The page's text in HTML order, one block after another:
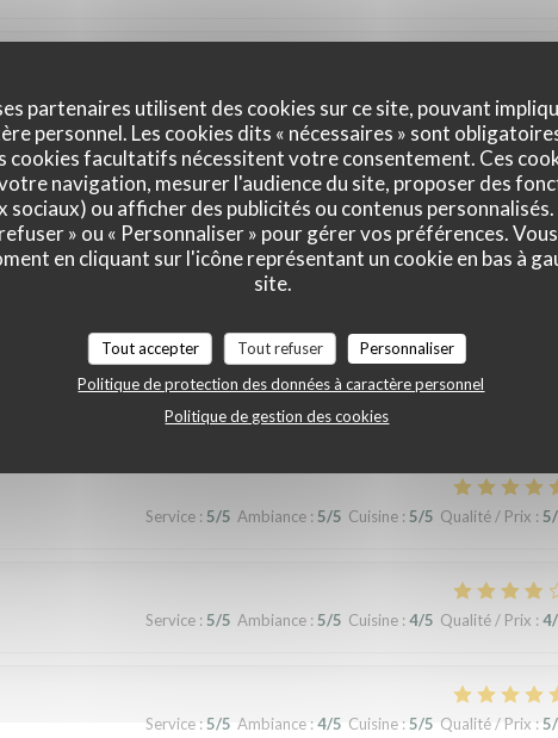
partenaires utilisent des cookies sur ce site, pouvant
personnel. Les cookies dits « nécessaires » sont
cookies facultatifs nécessitent votre consentement. Ces
navigation, mesurer l'audience du site, proposer des
sociaux) ou afficher des publicités ou contenus
» ou « Personnaliser » pour gérer vos préférences.
en cliquant sur l'icône représentant un cookie en bas à
site.
Tout accepter Tout refuser
Personnaliser
Politique de protection des données à caractère personnel
Politique de gestion des cookies
qui a nécessité un lavement. C’est sûrement dû à la viande et
elle avait pris un coup de chaud. Je ne recommande pas ce restaurant,
Service:5 /5 Ambiance:5/5 Cuisine:5/5 Qualité / Prix
Service: 5/5 Ambiance: 5/5 Cuisine: 5/5 Qualité / Prix : 5
Service: 5/5 Ambiance: 5/5 Cuisine: 4/5 Qualité / Prix : 4
Service: 5/5 Ambiance: 4/5 Cuisine: 5/5 Qualité / Prix : 5